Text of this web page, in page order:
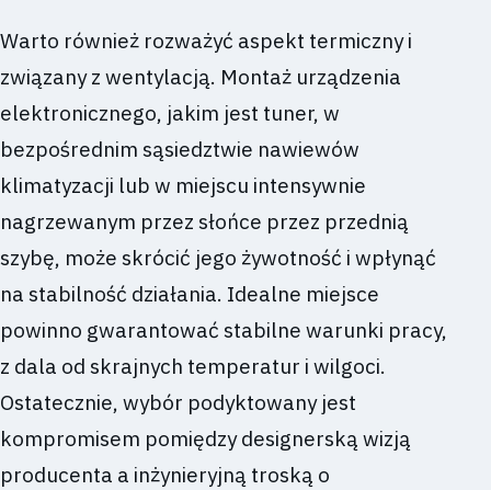
Warto również rozważyć aspekt termiczny i
związany z wentylacją. Montaż urządzenia
elektronicznego, jakim jest tuner, w
bezpośrednim sąsiedztwie nawiewów
klimatyzacji lub w miejscu intensywnie
nagrzewanym przez słońce przez przednią
szybę, może skrócić jego żywotność i wpłynąć
na stabilność działania. Idealne miejsce
powinno gwarantować stabilne warunki pracy,
z dala od skrajnych temperatur i wilgoci.
Ostatecznie, wybór podyktowany jest
kompromisem pomiędzy designerską wizją
producenta a inżynieryjną troską o